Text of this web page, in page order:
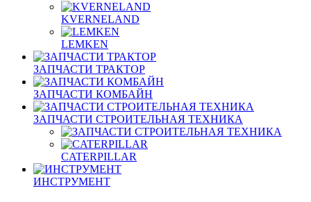
KVERNELAND
LEMKEN
ЗАПЧАСТИ ТРАКТОР
ЗАПЧАСТИ КОМБАЙН
ЗАПЧАСТИ СТРОИТЕЛЬНАЯ ТЕХНИКА
CATERPILLAR
ИНСТРУМЕНТ